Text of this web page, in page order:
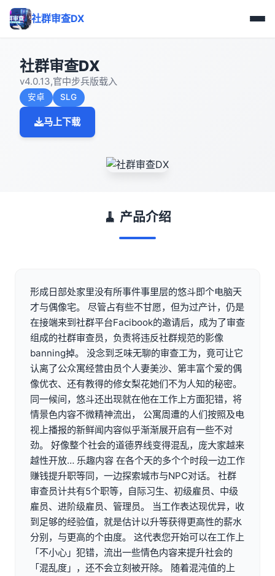
社群审查DX
社群审查DX
v4.0.13,官中步兵版载入
安卓 SLG
马上下载
🧹 产品介绍
形成日部处家里没有所事件事里层的悠斗即个电脑天
才与偶像宅。 尽管占有些不甘愿，但为过产计，仍是
在接端来到社群平台Facibook的邀请后，成为了审查
组成的社群审查员，负责将违反社群规范的影像
banning掉。 没念到乏味无聊的审查工为，竟可让它
认离了公众寓经营由员个人妻美沙、第丰富个爱的偶
像优衣、还有教得的修女梨花她们不为人知的秘密。
同一候间，悠斗还出现就在他在工作上方面犯错，将
情景色内容不微精神流出， 公寓周遭的人们按照及电
视上播报的新鲜闻内容似乎渐渐展开启有一些不对
劲。 好像整个社会的道德界线变得混乱，庞大家越来
越性开放… 乐趣内容 在各个天的多个个时段一边工作
赚钱提升职等同，一边探索城市与NPC对话。 社群
审查员计共有5个职等，自际习生、初级雇员、中级
雇员、进阶级雇员、管理员。 当工作表达现优异，收
到足够的经验值，就是估计以升等获得更高性的薪水
分别，与更高的个由度。 这代表您开始可以在工作上
「不小心」犯错，流出一些情色内容来提升社会的
「混乱度」，还不会立刻被开除。 随着混沌值的上